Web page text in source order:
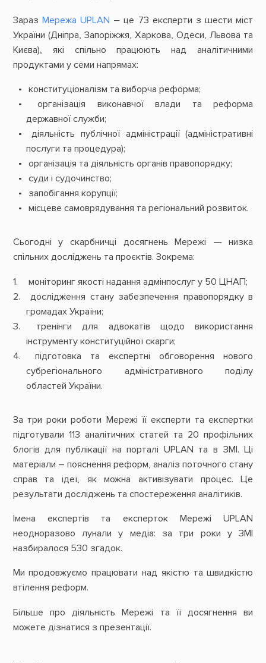
Зараз Мережа UPLAN – це 73 експерти з шести міст
України (Дніпра, Запоріжжя, Харкова, Одеси, Львова та
Києва), які спільно працюють над аналітичними
продуктами у семи напрямах:
конституціоналізм та виборча реформа;
організація виконавчої влади та реформа
державної служби;
діяльність публічної адміністрації (адміністративні
послуги та процедура);
організація та діяльність органів правопорядку;
суди і судочинство;
запобігання корупції;
місцеве самоврядування та регіональний розвиток.
Сьогодні у скарбничці досягнень Мережі — низка
спільних досліджень та проєктів. Зокрема:
моніторинг якості надання адмінпослуг у 50 ЦНАП;
дослідження стану забезпечення правопорядку в
громадах України;
тренінги для адвокатів щодо використання
інструменту конституційної скарги;
підготовка та експертні обговорення нового
субрегіонального адміністративного поділу
областей України.
За три роки роботи Мережі її експерти та експертки
підготували 113 аналітичних статей та 20 профільних
блогів для публікації на порталі UPLAN та в ЗМІ. Ці
матеріали – пояснення реформ, аналіз поточного стану
справ та ідеї, як можна активізувати процес. Це
результати досліджень та спостереження аналітиків.
Імена експертів та експерток Мережі UPLAN
неодноразово лунали у медіа: за три роки у ЗМІ
назбиралося 530 згадок.
Ми продовжуємо працювати над якістю та швидкістю
втілення реформ.
Більше про діяльність Мережі та її досягнення ви
можете дізнатися з презентації.